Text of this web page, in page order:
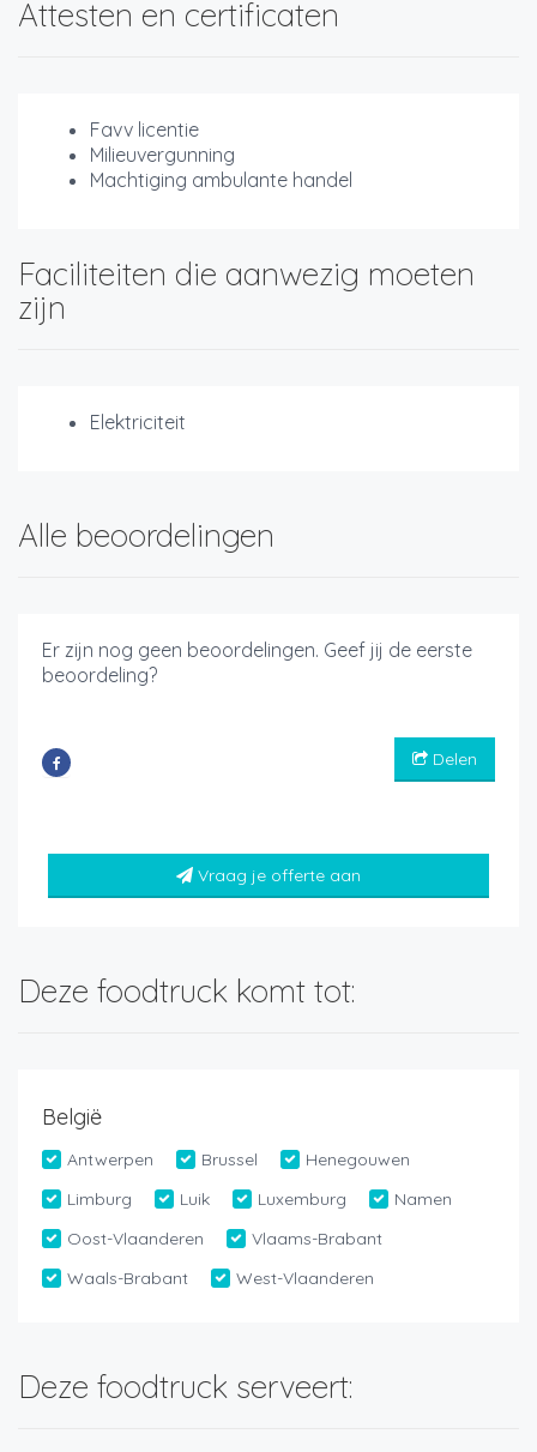
Attesten en certificaten
Favv licentie
Milieuvergunning
Machtiging ambulante handel
Faciliteiten die aanwezig moeten
zijn
Elektriciteit
Alle beoordelingen
Er zijn nog geen beoordelingen. Geef jij de eerste
beoordeling?
Delen
Vraag je offerte aan
Deze foodtruck komt tot:
België
Antwerpen Brussel
Henegouwen
Limburg
Luik Luxemburg
Namen
Oost-Vlaanderen
Vlaams-Brabant
Waals-Brabant
West-Vlaanderen
Deze foodtruck serveert: